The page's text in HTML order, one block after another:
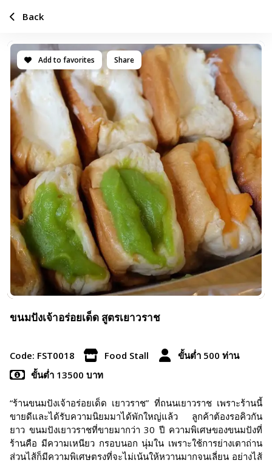
Add to favorites Share
ขนมปังเจ้าอร่อยเด็ด สูตรเยาวราช
Code: FST0018 Food Stall
ขั้นต่ำ 500 ท่าน
ขั้นต่ำ 13500 บาท
“ร้านขนมปังเจ้าอร่อยเด็ด เยาวราช” ที่ถนนเยาวราช เพราะร้านนี้
ขายดีและได้รับความนิยมมาได้พักใหญ่แล้ว ลูกค้าต้องรอคิวกัน
ยาว ขนมปังเยาวราชที่ขายมากว่า 30 ปี ความพิเศษของขนมปังที่
ร้านคือ มีความเหนียว กรอบนอก นุ่มใน เพราะใช้การย่างเตาถ่าน
ส่วนไส้ก็มีความพิเศษตรงที่จะไม่เน้นให้หวานมากจนเลี่ยน อย่างไส้
Back